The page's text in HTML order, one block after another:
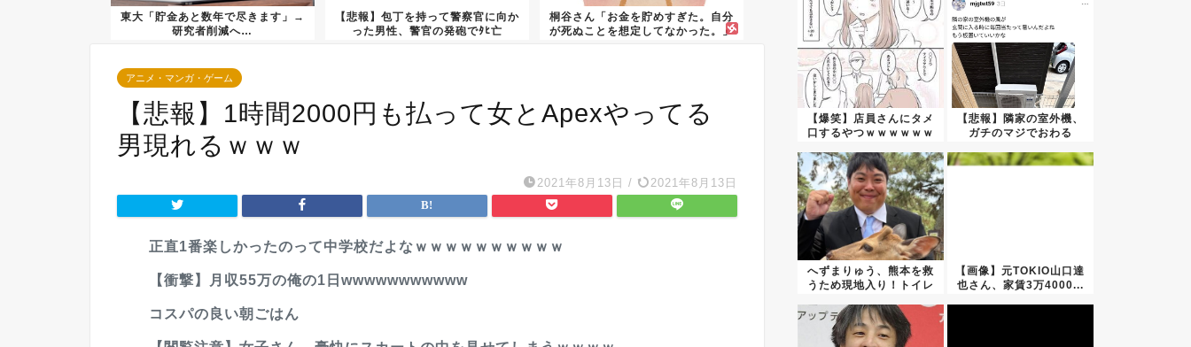
東大「貯金あと数年で尽きます」→
研究者削減へ…
【悲報】包丁を持って警察官に向か
った男性、警官の発砲でﾀﾋ亡
桐谷さん「お金を貯めすぎた。自分
が死ぬことを想定してなかった。」
アニメ・マンガ・ゲーム
【悲報】1時間2000円も払って女とApexやってる
男現れるｗｗｗ
2021年8月13日 / 2021年8月13日
正直1番楽しかったのって中学校だよなｗｗｗｗｗｗｗｗｗｗ
【衝撃】月収55万の俺の1日wwwwwwwwwww
コスパの良い朝ごはん
【爆笑】店員さんにタメ
口するやつｗｗｗｗｗｗ
【悲報】隣家の室外機、
ガチのマジでおわる
へずまりゅう、熊本を救
うため現地入り！トイレ
【画像】元TOKIO山口達
也さん、家賃3万4000...